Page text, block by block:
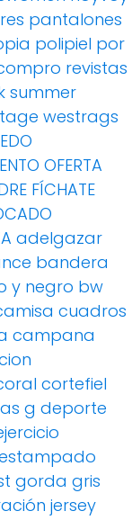
pantalones
polipiel por
revistas
summer
westrags
OFERTA
FÍCHATE
adelgazar
bandera
y negro bw
cuadros
campana
cortefiel
g deporte
gorda gris
jersey